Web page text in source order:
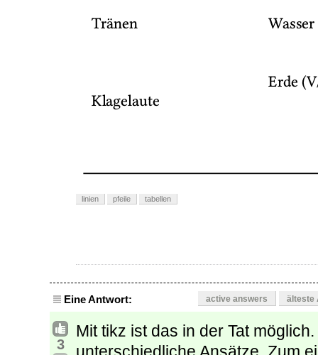
linien pfeile tabellen
Eine Antwort: active answers älteste
3
Mit tikz ist das in der Tat